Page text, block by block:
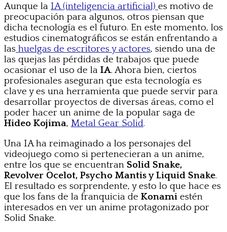
Aunque la IA (inteligencia artificial) es motivo de
preocupación para algunos, otros piensan que
dicha tecnología es el futuro. En este momento, los
estudios cinematográficos se están enfrentando a
las huelgas de escritores y actores, siendo una de
las quejas las pérdidas de trabajos que puede
ocasionar el uso de la IA. Ahora bien, ciertos
profesionales aseguran que esta tecnología es
clave y es una herramienta que puede servir para
desarrollar proyectos de diversas áreas, como el
poder hacer un anime de la popular saga de
Hideo Kojima, Metal Gear Solid.
Una IA ha reimaginado a los personajes del
videojuego como si pertenecieran a un anime,
entre los que se encuentran Solid Snake,
Revolver Ocelot, Psycho Mantis y Liquid Snake.
El resultado es sorprendente, y esto lo que hace es
que los fans de la franquicia de Konami estén
interesados en ver un anime protagonizado por
Solid Snake.